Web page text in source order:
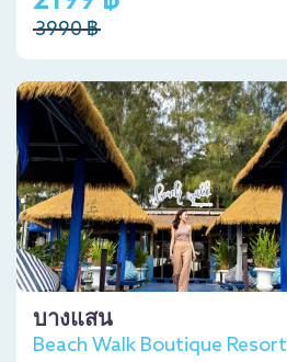
3990 ฿
บางแสน
Beach Walk Boutique Resort